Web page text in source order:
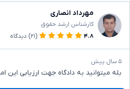
مهرداد انصاری
کارشناس ارشد حقوق
۴.۸
(۲۱) دیدگاه
۵ سال پیش
بله میتوانید به دادگاه جهت ارزیابی این